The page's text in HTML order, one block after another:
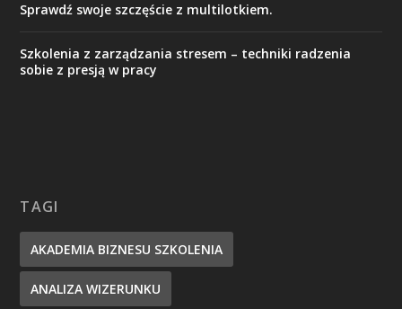
Sprawdź swoje szczęście z multilotkiem.
Szkolenia z zarządzania stresem – techniki radzenia
sobie z presją w pracy
TAGI
AKADEMIA BIZNESU SZKOLENIA
ANALIZA WIZERUNKU